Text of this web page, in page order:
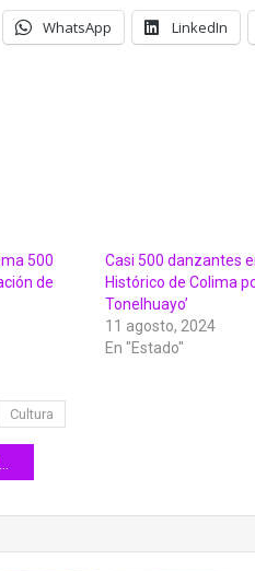
WhatsApp LinkedIn
500
de
Casi 500 danzantes
Histórico de Colima
Tonelhuayo’
11 agosto, 2024
En "Estado"
Cultura